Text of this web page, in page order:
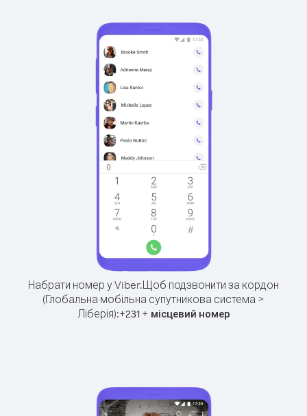
Набрати номер у Viber.Щоб подзвонити за кордон
(Глобальна мобільна супутникова система >
Ліберія):+231+ місцевий номер